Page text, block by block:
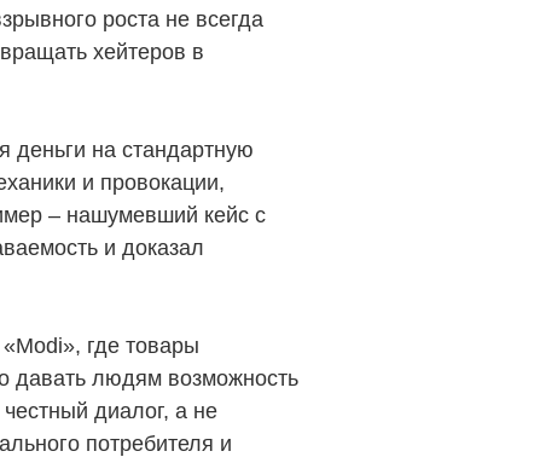
роста не всегда
хейтеров в
деньги на стандартную
и провокации,
– нашумевший кейс с
и доказал
где товары
давать людям возможность
диалог, а не
потребителя и